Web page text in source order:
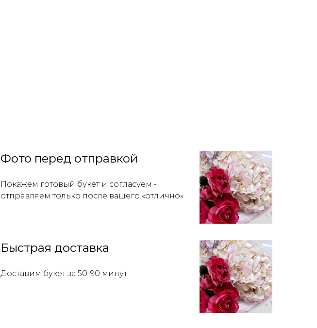
Фото перед отправкой
Покажем готовый букет и согласуем -
отправляем только после вашего «отлично»
Быстрая доставка
Доставим букет за 50-90 минут